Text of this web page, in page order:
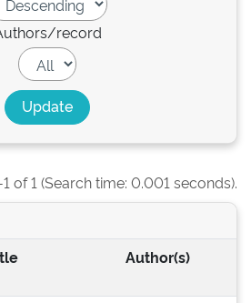
record
of 1 (Search time: 0.001 seconds).
Author(s)